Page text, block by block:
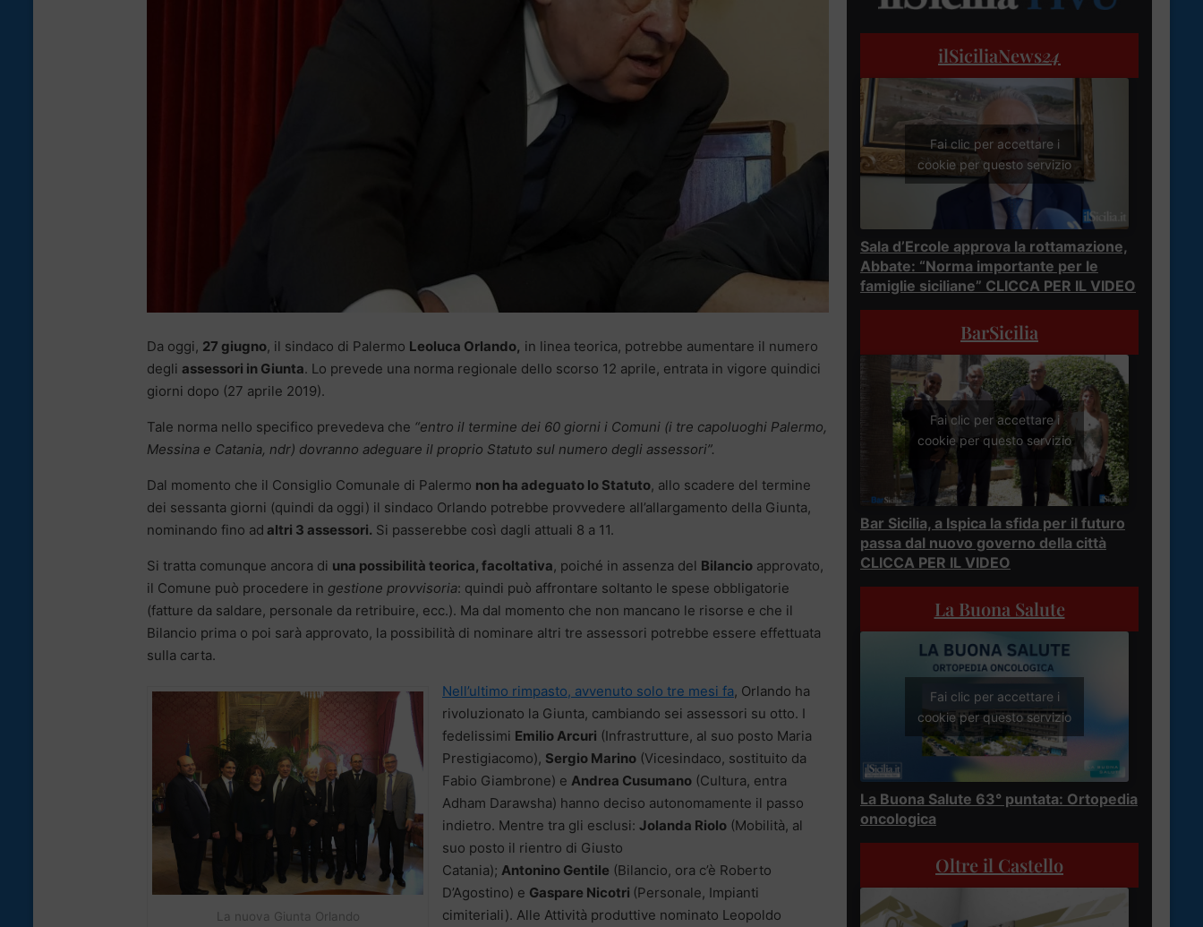
Da oggi, 27 giugno, il sindaco di Palermo Leoluca Orlando, in linea teorica, potrebbe aumentare il numero
degli assessori in Giunta. Lo prevede una norma regionale dello scorso 12 aprile, entrata in vigore quindici
giorni dopo (27 aprile 2019).
Tale norma nello specifico prevedeva che “entro il termine dei 60 giorni i Comuni (i tre capoluoghi Palermo,
Messina e Catania, ndr) dovranno adeguare il proprio Statuto sul numero degli assessori”.
Dal momento che il Consiglio Comunale di Palermo non ha adeguato lo Statuto, allo scadere del termine
dei sessanta giorni (quindi da oggi) il sindaco Orlando potrebbe provvedere all’allargamento della Giunta,
nominando fino ad altri 3 assessori. Si passerebbe così dagli attuali 8 a 11.
Si tratta comunque ancora di una possibilità teorica, facoltativa, poiché in assenza del Bilancio approvato,
il Comune può procedere in gestione provvisoria: quindi può affrontare soltanto le spese obbligatorie
(fatture da saldare, personale da retribuire, ecc.). Ma dal momento che non mancano le risorse e che il
Bilancio prima o poi sarà approvato, la possibilità di nominare altri tre assessori potrebbe essere effettuata
sulla carta.
La nuova Giunta Orlando
Nell’ultimo rimpasto, avvenuto solo tre mesi fa, Orlando ha
rivoluzionato la Giunta, cambiando sei assessori su otto. I
fedelissimi Emilio Arcuri (Infrastrutture, al suo posto Maria
Prestigiacomo), Sergio Marino (Vicesindaco, sostituito da
Fabio Giambrone) e Andrea Cusumano (Cultura, entra
Adham Darawsha) hanno deciso autonomamente il passo
indietro. Mentre tra gli esclusi: Jolanda Riolo (Mobilità, al
suo posto il rientro di Giusto
Catania); Antonino Gentile (Bilancio, ora c’è Roberto
D’Agostino) e Gaspare Nicotri (Personale, Impianti
cimiteriali). Alle Attività produttive nominato Leopoldo
ilSiciliaNews24
Fai clic per accettare i
cookie per questo servizio
Sala d’Ercole approva la rottamazione,
Abbate: “Norma importante per le
famiglie siciliane” CLICCA PER IL VIDEO
BarSicilia
Fai clic per accettare i
cookie per questo servizio
Bar Sicilia, a Ispica la sfida per il futuro
passa dal nuovo governo della città
CLICCA PER IL VIDEO
La Buona Salute
Fai clic per accettare i
cookie per questo servizio
La Buona Salute 63° puntata: Ortopedia
oncologica
Oltre il Castello